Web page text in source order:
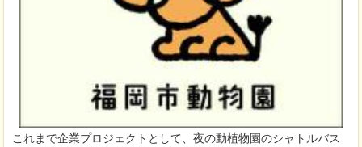
これまで企業プロジェクトとして、夜の動植物園のシャトルバス